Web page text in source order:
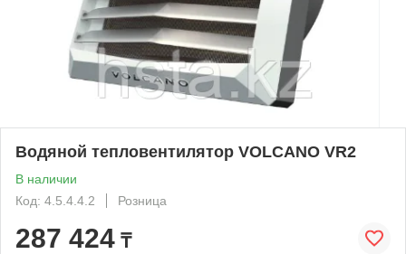
Водяной тепловентилятор VOLCANO VR2
В наличии
Код: 4.5.4.4.2
Розница
287 424 ₸